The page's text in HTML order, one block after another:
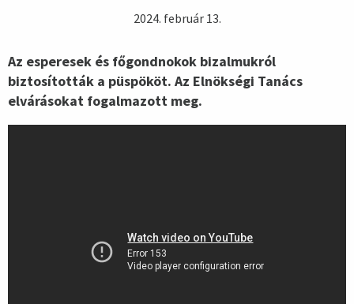
2024. február 13.
Az esperesek és főgondnokok bizalmukról
biztosították a püspököt. Az Elnökségi Tanács
elvárásokat fogalmazott meg.